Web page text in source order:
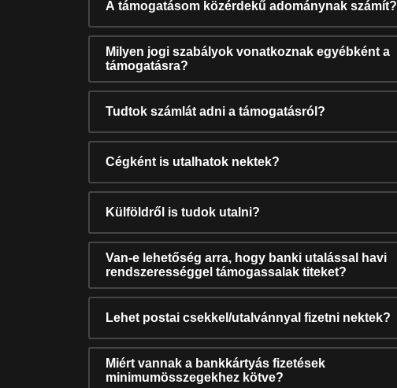
A támogatásom közérdekű adománynak számít?
Milyen jogi szabályok vonatkoznak egyébként a
támogatásra?
Tudtok számlát adni a támogatásról?
Cégként is utalhatok nektek?
Külföldről is tudok utalni?
Van-e lehetőség arra, hogy banki utalással havi
rendszerességgel támogassalak titeket?
Lehet postai csekkel/utalvánnyal fizetni nektek?
Miért vannak a bankkártyás fizetések
minimumösszegekhez kötve?